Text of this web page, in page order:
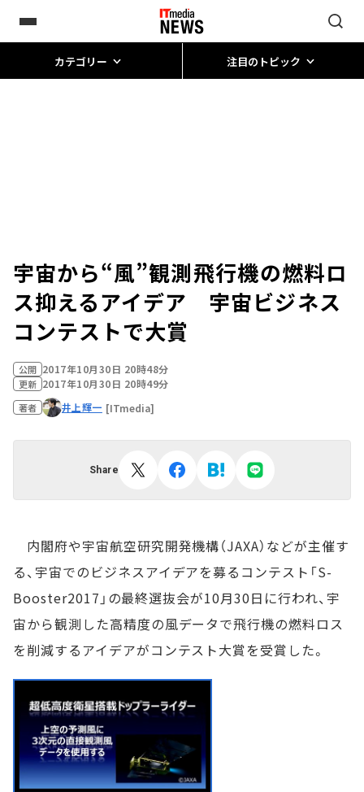
カテゴリー 注目のトピック
宇宙から“風”観測――飛行機の燃料ロ
ス抑えるアイデア 宇宙ビジネス
コンテストで大賞
公開 2017年10月30日 20時48分
更新 2017年10月30日 20時49分
著者 井上輝一 [ITmedia]
Share
内閣府や宇宙航空研究開発機構（JAXA）などが主催す
る、宇宙でのビジネスアイデアを募るコンテスト「S-
Booster2017」の最終選抜会が10月30日に行われ、宇
宙から観測した高精度の風データで飛行機の燃料ロス
を削減するアイデアがコンテスト大賞を受賞した。